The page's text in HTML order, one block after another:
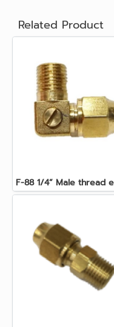
Related Product